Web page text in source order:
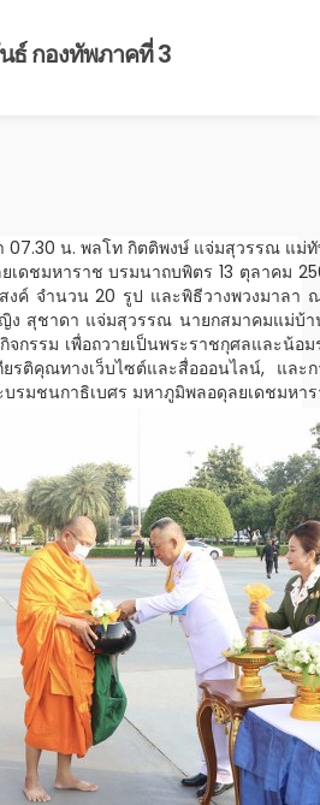
ธ์ กองทัพภาคที่ 3
07.30 น. พลโท กิตติพงษ์ แจ่มสุวรรณ แ
เดชมหาราช บรมนาถบพิตร 13 ตุลาคม
งค์ จำนวน 20 รูป และพิธีวางพวงมาลา
สุชาดา แจ่มสุวรรณ นายกสมาคมแม่บ้
จกรรม เพื่อถวายเป็นพระราชกุศลและ
ยรติคุณทางเว็บไซต์และสื่อออนไลน์, แ
รมชนกาธิเบศร มหาภูมิพลอดุลยเดชมห